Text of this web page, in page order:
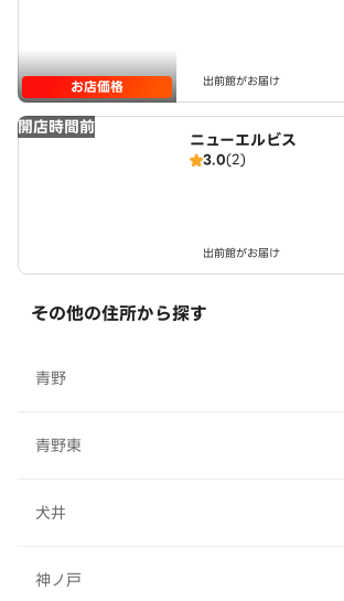
お店価格 出前館がお届け
開店時間前
ニューエルビス
3.0(2)
出前館がお届け
その他の住所から探す
青野
青野東
犬井
神ノ戸